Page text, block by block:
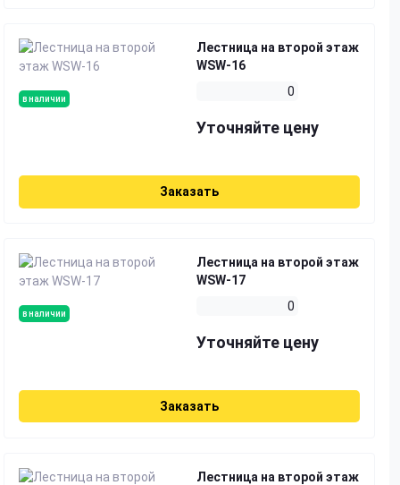
в наличии
Лестница на второй этаж
WSW-16
0
Уточняйте цену
Заказать
в наличии
Лестница на второй этаж
WSW-17
0
Уточняйте цену
Заказать
Лестница на второй этаж